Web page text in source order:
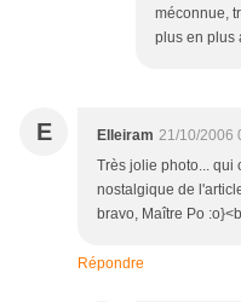
méconnue,
plus en plus
E Elleiram 21/10/2006
Très jolie photo... qui
nostalgique de
bravo, Maître Po
Répondre